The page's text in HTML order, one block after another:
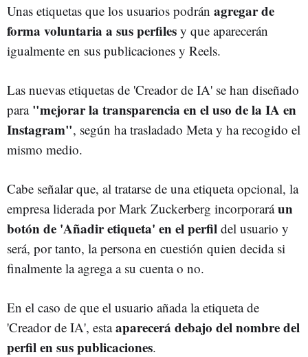
Unas etiquetas que los usuarios podrán agregar de
forma voluntaria a sus perfiles y que aparecerán
igualmente en sus publicaciones y Reels.
Las nuevas etiquetas de 'Creador de IA' se han diseñado
para "mejorar la transparencia en el uso de la IA en
Instagram", según ha trasladado Meta y ha recogido el
mismo medio.
Cabe señalar que, al tratarse de una etiqueta opcional, la
empresa liderada por Mark Zuckerberg incorporaráun
botón de 'Añadir etiqueta' en el perfil del usuario y
será, por tanto, la persona en cuestión quien decida si
finalmente la agrega a su cuenta o no.
En el caso de que el usuario añada la etiqueta de
'Creador de IA', estaaparecerá debajo del nombre del
perfil en sus publicaciones.